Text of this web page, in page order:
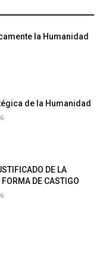
la Humanidad
de la Humanidad
DE LA
DE CASTIGO